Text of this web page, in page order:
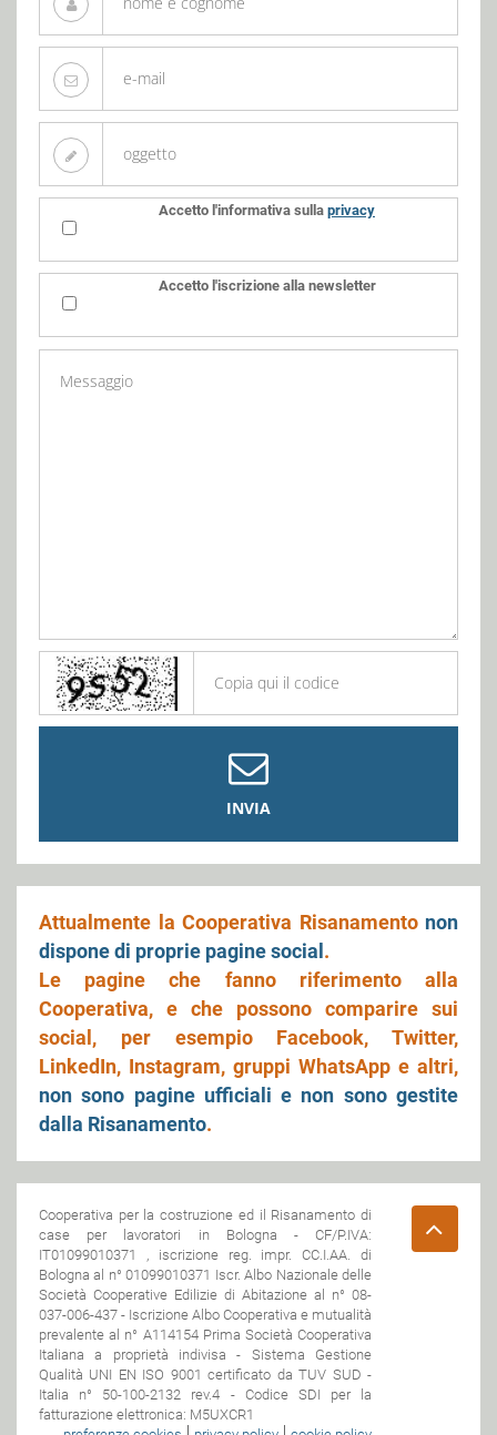
Accetto l'informativa sulla privacy
Accetto l'iscrizione alla newsletter
INVIA
Attualmente la Cooperativa Risanamento non
dispone di proprie pagine social .
Le pagine che fanno riferimento alla
Cooperativa, e che possono comparire sui
social, per esempio Facebook, Twitter,
LinkedIn, Instagram, gruppi WhatsApp e altri,
non sono pagine ufficiali e non sono gestite
dalla Risanamento.
Cooperativa per la costruzione ed il Risanamento di
case per lavoratori in Bologna - CF/P.IVA:
IT01099010371 , iscrizione reg. impr. CC.I.AA. di
Bologna al n° 01099010371 Iscr. Albo Nazionale delle
Società Cooperative Edilizie di Abitazione al n° 08-
037-006-437 - Iscrizione Albo Cooperativa e mutualità
prevalente al n° A114154 Prima Società Cooperativa
Italiana a proprietà indivisa - Sistema Gestione
Qualità UNI EN ISO 9001 certificato da TUV SUD -
Italia n° 50-100-2132 rev.4 - Codice SDI per la
fatturazione elettronica: M5UXCR1